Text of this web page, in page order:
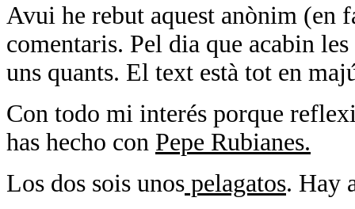
Avui he rebut aquest anònim
comentaris. Pel dia que acabin
uns quants. El text està tot en
Con todo mi interés porque
has hecho con Pepe Rubianes.
Los dos sois unos pelagatos. Hay